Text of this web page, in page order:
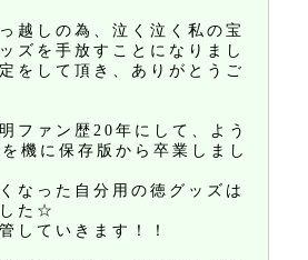
越しの為、泣く泣く私の宝
ズを手放すことになりまし
をして頂き、ありがとうご
ファン歴20年にして、よう
機に保存版から卒業しまし
なった自分用の徳グッズは
た☆
していきます！！